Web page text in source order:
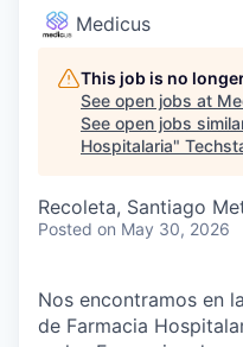
Medicus
This job is no
See open jobs at
See open jobs
Hospitalaria"
Recoleta, Santiago
Posted on May 30, 2026
Nos encontramos en
de Farmacia